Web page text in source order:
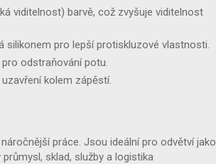
viditelnost) barvě, což zvyšuje viditelnost
silikonem pro lepší protiskluzové vlastnosti.
odstraňování potu.
kolem zápěstí.
práce. Jsou ideální pro odvětví jako
sklad, služby a logistika